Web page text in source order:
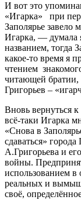
И вот это
«Игарка» при
Заполярье завело
Игарка, — думала
названием, тогда
какое-то время я
чтением
читающей братии,
Григорьев –
Вновь вернуться
всё-таки Игарка
«Снова в
сдаваться»
А.Григорьева и
войны.
использованием в
реальных и
своё,